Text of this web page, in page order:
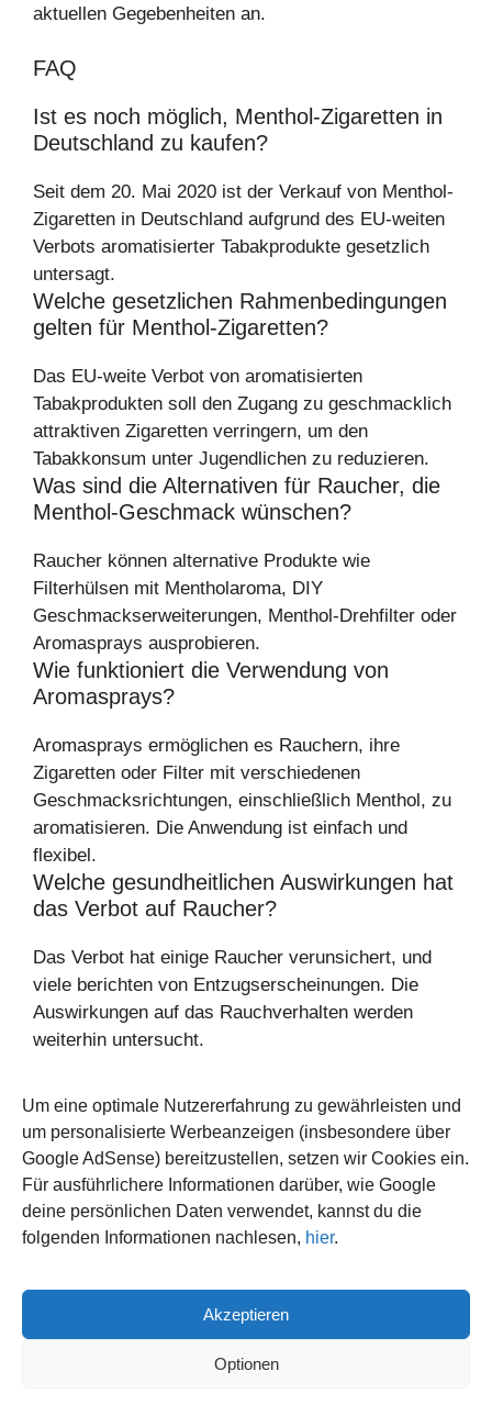
Um eine optimale Nutzererfahrung zu gewährleisten und
um personalisierte Werbeanzeigen (insbesondere über
Google AdSense) bereitzustellen, setzen wir Cookies ein.
Für ausführlichere Informationen darüber, wie Google
deine persönlichen Daten verwendet, kannst du die
folgenden Informationen nachlesen, hier.
Akzeptieren
Optionen
aktuellen Gegebenheiten an.
FAQ
Ist es noch möglich, Menthol-Zigaretten in
Deutschland zu kaufen?
Seit dem 20. Mai 2020 ist der Verkauf von Menthol-
Zigaretten in Deutschland aufgrund des EU-weiten
Verbots aromatisierter Tabakprodukte gesetzlich
untersagt.
Welche gesetzlichen Rahmenbedingungen
gelten für Menthol-Zigaretten?
Das EU-weite Verbot von aromatisierten
Tabakprodukten soll den Zugang zu geschmacklich
attraktiven Zigaretten verringern, um den
Tabakkonsum unter Jugendlichen zu reduzieren.
Was sind die Alternativen für Raucher, die
Menthol-Geschmack wünschen?
Raucher können alternative Produkte wie
Filterhülsen mit Mentholaroma, DIY
Geschmackserweiterungen, Menthol-Drehfilter oder
Aromasprays ausprobieren.
Wie funktioniert die Verwendung von
Aromasprays?
Aromasprays ermöglichen es Rauchern, ihre
Zigaretten oder Filter mit verschiedenen
Geschmacksrichtungen, einschließlich Menthol, zu
aromatisieren. Die Anwendung ist einfach und
flexibel.
Welche gesundheitlichen Auswirkungen hat
das Verbot auf Raucher?
Das Verbot hat einige Raucher verunsichert, und
viele berichten von Entzugserscheinungen. Die
Auswirkungen auf das Rauchverhalten werden
weiterhin untersucht.
Selberdrehen von Zigaretten?
Ja, selbstgedrehte Zigaretten bieten einen
erheblichen Preisvorteil im Vergleich zu industriell
gefertigten Produkten.
Wo kann ich Menthol-Aromen für
selbstgedrehte Zigaretten finden?
speziellen Geschäften für Raucherbedarf erhältlich,
und sie ermöglichen es Rauchern, ihren